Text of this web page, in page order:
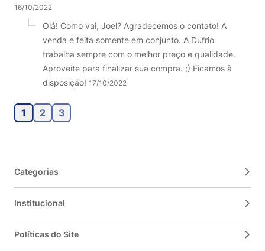
16/10/2022
Olá! Como vai, Joel? Agradecemos o contato! A
venda é feita somente em conjunto. A Dufrio
trabalha sempre com o melhor preço e qualidade.
Aproveite para finalizar sua compra. ;) Ficamos à
disposição! 17/10/2022
1 2 3
Categorias
Institucional
Políticas do Site